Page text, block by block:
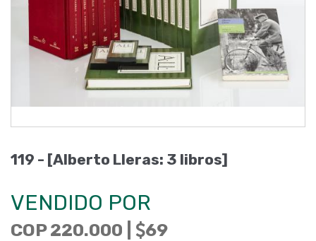
119 - [Alberto Lleras: 3 libros]
VENDIDO POR
COP 220.000 | 69